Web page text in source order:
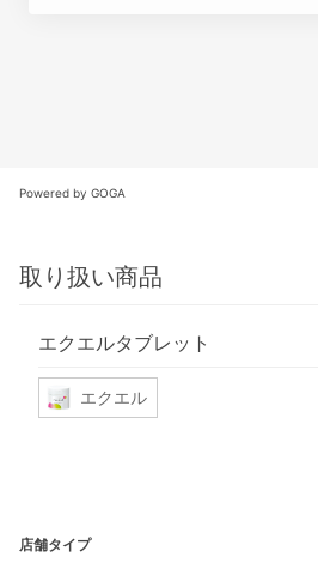
Powered by GOGA
取り扱い商品
エクエルタブレット
エクエル
店舗タイプ